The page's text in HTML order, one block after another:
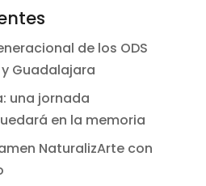
de los ODS
Guadalajara
una jornada
en la memoria
NaturalizArte con